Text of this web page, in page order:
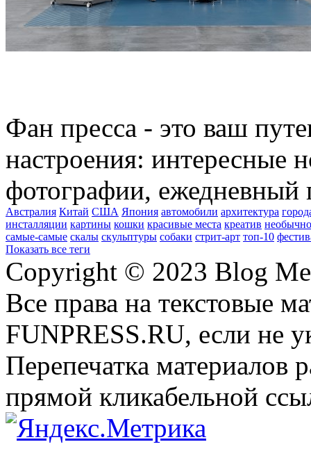
Фан пресса - это ваш
настроения: интересные
фотографии, ежедневный
Австралия Китай США Япония автомобили архитектура
инсталляции картины кошки красивые места креатив
самые-самые скалы скульптуры собаки стрит-арт топ-10
Показать все теги
Copyright © 2023 Blog
Все права на текстовые
FUNPRESS.RU, если не
Перепечатка материалов
прямой кликабельной